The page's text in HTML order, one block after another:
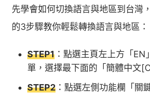
先學會如何切換語言與地區到台灣
的3步驟教你輕鬆轉換語言與地區：
STEP1 ：點選主頁左上方「EN
單，選擇最下面的「簡體中文
STEP2 ：點選左側功能欄「關